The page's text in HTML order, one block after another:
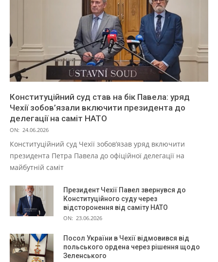
Конституційний суд став на бік Павела: уряд
Чехії зобов’язали включити президента до
делегації на саміт НАТО
ON: 24.06.2026
Конституційний суд Чехії зобов’язав уряд включити
президента Петра Павела до офіційної делегації на
майбутній саміт
Президент Чехії Павел звернувся до
Конституційного суду через
відсторонення від саміту НАТО
ON: 23.06.2026
Посол України в Чехії відмовився від
польського ордена через рішення щодо
Зеленського